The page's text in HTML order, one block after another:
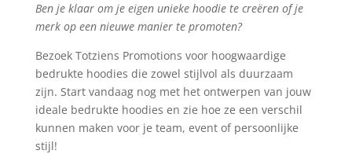
Ben je klaar om je eigen unieke hoodie te creëren of je
merk op een nieuwe manier te promoten?
Bezoek Totziens Promotions voor hoogwaardige
bedrukte hoodies die zowel stijlvol als duurzaam
zijn. Start vandaag nog met het ontwerpen van jouw
ideale bedrukte hoodies en zie hoe ze een verschil
kunnen maken voor je team, event of persoonlijke
stijl!